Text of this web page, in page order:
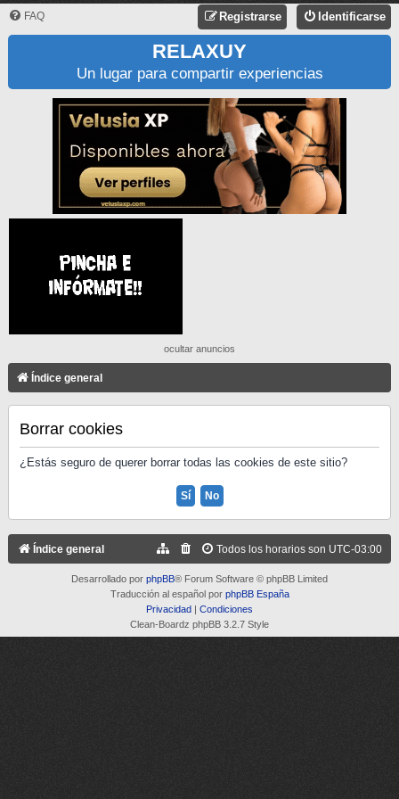
FAQ Identificarse
Registrarse
RELAXUY
Un lugar para compartir experiencias
ocultar anuncios
Índice general
Borrar cookies
¿Estás seguro de querer borrar todas las cookies de este sitio?
Índice general Todos los horarios son UTC-03:00
Desarrollado por phpBB® Forum Software © phpBB Limited
Traducción al español por phpBB España
Privacidad | Condiciones
Clean-Boardz phpBB 3.2.7 Style